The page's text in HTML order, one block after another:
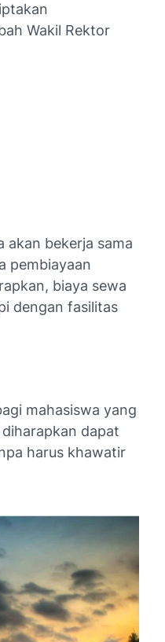
Wakil Rektor
akan bekerja sama
pembiayaan
biaya sewa
dengan fasilitas
mahasiswa yang
dapat
harus khawatir